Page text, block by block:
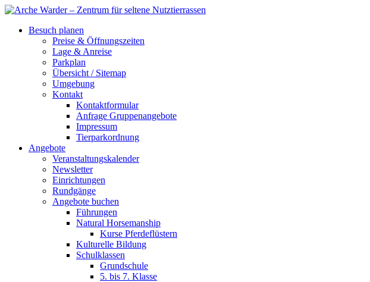
Besuch planen
Preise & Öffnungszeiten
Lage & Anreise
Parkplan
Übersicht / Sitemap
Umgebung
Kontakt
Kontaktformular
Anfrage Gruppenangebote
Impressum
Tierparkordnung
Angebote
Veranstaltungskalender
Newsletter
Einrichtungen
Rundgänge
Angebote buchen
Führungen
Natural Horsemanship
Kurse Pferdeflüstern
Kulturelle Bildung
Schulklassen
Grundschule
5. bis 7. Klasse